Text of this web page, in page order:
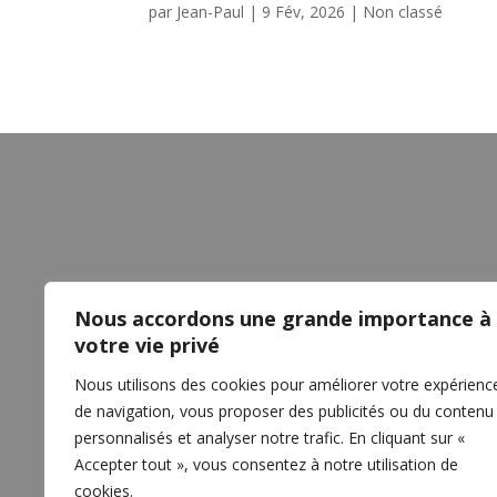
Nous accordons une grande importance à
votre vie privé
Nous utilisons des cookies pour améliorer votre
de navigation, vous proposer des publicités ou du contenu
personnalisés et analyser notre trafic. En cliquant sur «
Accepter tout », vous consentez à notre utilisation de
cookies.
par Jean-Paul | 9 Fév, 2026 | Non classé